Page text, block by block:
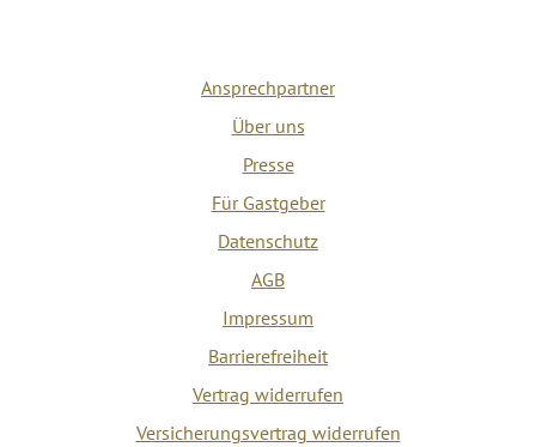
Ansprechpartner
Über uns
Presse
Für Gastgeber
Datenschutz
AGB
Impressum
Barrierefreiheit
Vertrag widerrufen
Versicherungsvertrag widerrufen